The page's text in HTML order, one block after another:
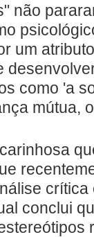
não
um
como 'a
mútua,
crítica
conclui